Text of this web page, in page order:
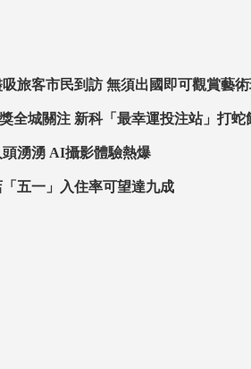
訪 無須出國即可觀賞藝術瑰寶 近
2.28億元巨獎全城關注 新科「最幸運投注站」打
六合彩展人頭湧湧 AI攝影體驗熱爆
五一」入住率可望達九成